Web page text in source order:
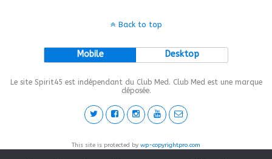
Back to top
Mobile Desktop
Le site Spirit45 est indépendant du Club Med. Club Med est une marque
déposée.
This site is protected by wp-copyrightpro.com